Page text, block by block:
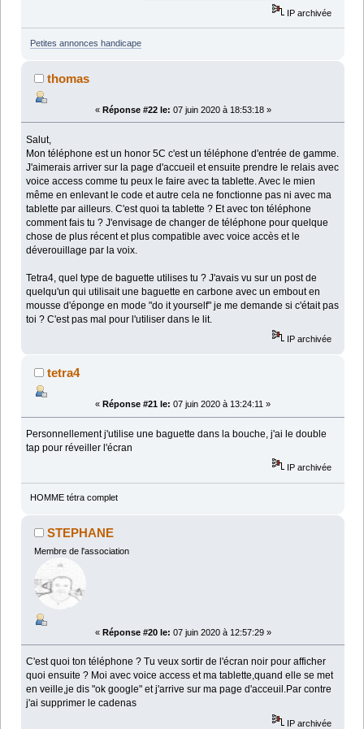
IP archivée
Petites annonces handicape
thomas
« Réponse #22 le: 07 juin 2020 à 18:53:18 »
Salut,
Mon téléphone est un honor 5C c'est un téléphone d'entrée de gamme.
J'aimerais arriver sur la page d'accueil et ensuite prendre le relais avec
voice access comme tu peux le faire avec ta tablette. Avec le mien
même en enlevant le code et autre cela ne fonctionne pas ni avec ma
tablette par ailleurs. C'est quoi ta tablette ? Et avec ton téléphone
comment fais tu ? J'envisage de changer de téléphone pour quelque
chose de plus récent et plus compatible avec voice accès et le
déverouillage par la voix.
Tetra4, quel type de baguette utilises tu ? J'avais vu sur un post de
quelqu'un qui utilisait une baguette en carbone avec un embout en
mousse d'éponge en mode "do it yourself" je me demande si c'était pas
toi ? C'est pas mal pour l'utiliser dans le lit.
IP archivée
tetra4
« Réponse #21 le: 07 juin 2020 à 13:24:11 »
Personnellement j'utilise une baguette dans la bouche, j'ai le double
tap pour réveiller l'écran
IP archivée
HOMME tétra complet
STEPHANE
Membre de l'association
« Réponse #20 le: 07 juin 2020 à 12:57:29 »
C'est quoi ton téléphone ? Tu veux sortir de l'écran noir pour afficher
quoi ensuite ? Moi avec voice access et ma tablette,quand elle se met
en veille,je dis "ok google" et j'arrive sur ma page d'acceuil.Par contre
j'ai supprimer le cadenas
IP archivée